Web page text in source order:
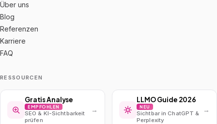
Über uns
Blog
Referenzen
Karriere
FAQ
RESSOURCEN
Gratis Analyse
EMPFOHLEN
SEO & KI-Sichtbarkeit
prüfen
→
LLMO Guide 2026
NEU
Sichtbar in ChatGPT &
Perplexity
→